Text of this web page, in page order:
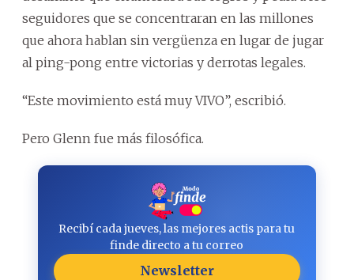
seguidores que se concentraran en las millones
que ahora hablan sin vergüenza en lugar de jugar
al ping-pong entre victorias y derrotas legales.
“Este movimiento está muy VIVO”, escribió.
Pero Glenn fue más filosófica.
Recibí cada jueves, las mejores actis para tu
finde directo a tu correo
Newsletter